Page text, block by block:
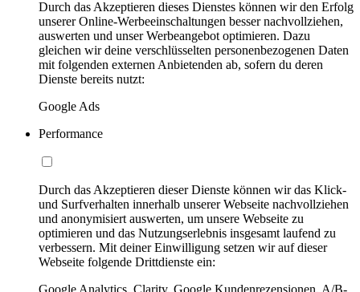
Durch das Akzeptieren dieses Dienstes können wir den Erfolg
unserer Online-Werbeeinschaltungen besser nachvollziehen,
auswerten und unser Werbeangebot optimieren. Dazu
gleichen wir deine verschlüsselten personenbezogenen Daten
mit folgenden externen Anbietenden ab, sofern du deren
Dienste bereits nutzt:
Google Ads
Performance
Durch das Akzeptieren dieser Dienste können wir das Klick-
und Surfverhalten innerhalb unserer Webseite nachvollziehen
und anonymisiert auswerten, um unsere Webseite zu
optimieren und das Nutzungserlebnis insgesamt laufend zu
verbessern. Mit deiner Einwilligung setzen wir auf dieser
Webseite folgende Drittdienste ein:
Google Analytics, Clarity, Google Kundenrezensionen, A/B-